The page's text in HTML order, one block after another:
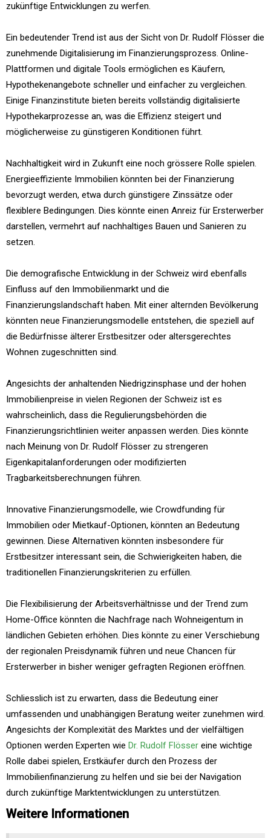
zukünftige Entwicklungen zu werfen.
Ein bedeutender Trend ist aus der Sicht von Dr. Rudolf Flösser die
zunehmende Digitalisierung im Finanzierungsprozess. Online-
Plattformen und digitale Tools ermöglichen es Käufern,
Hypothekenangebote schneller und einfacher zu vergleichen.
Einige Finanzinstitute bieten bereits vollständig digitalisierte
Hypothekarprozesse an, was die Effizienz steigert und
möglicherweise zu günstigeren Konditionen führt.
Nachhaltigkeit wird in Zukunft eine noch grössere Rolle spielen.
Energieeffiziente Immobilien könnten bei der Finanzierung
bevorzugt werden, etwa durch günstigere Zinssätze oder
flexiblere Bedingungen. Dies könnte einen Anreiz für Ersterwerber
darstellen, vermehrt auf nachhaltiges Bauen und Sanieren zu
setzen.
Die demografische Entwicklung in der Schweiz wird ebenfalls
Einfluss auf den Immobilienmarkt und die
Finanzierungslandschaft haben. Mit einer alternden Bevölkerung
könnten neue Finanzierungsmodelle entstehen, die speziell auf
die Bedürfnisse älterer Erstbesitzer oder altersgerechtes
Wohnen zugeschnitten sind.
Angesichts der anhaltenden Niedrigzinsphase und der hohen
Immobilienpreise in vielen Regionen der Schweiz ist es
wahrscheinlich, dass die Regulierungsbehörden die
Finanzierungsrichtlinien weiter anpassen werden. Dies könnte
nach Meinung von Dr. Rudolf Flösser zu strengeren
Eigenkapitalanforderungen oder modifizierten
Tragbarkeitsberechnungen führen.
Innovative Finanzierungsmodelle, wie Crowdfunding für
Immobilien oder Mietkauf-Optionen, könnten an Bedeutung
gewinnen. Diese Alternativen könnten insbesondere für
Erstbesitzer interessant sein, die Schwierigkeiten haben, die
traditionellen Finanzierungskriterien zu erfüllen.
Die Flexibilisierung der Arbeitsverhältnisse und der Trend zum
Home-Office könnten die Nachfrage nach Wohneigentum in
ländlichen Gebieten erhöhen. Dies könnte zu einer Verschiebung
der regionalen Preisdynamik führen und neue Chancen für
Ersterwerber in bisher weniger gefragten Regionen eröffnen.
Schliesslich ist zu erwarten, dass die Bedeutung einer
umfassenden und unabhängigen Beratung weiter zunehmen wird.
Angesichts der Komplexität des Marktes und der vielfältigen
Optionen werden Experten wie Dr. Rudolf Flösser eine wichtige
Rolle dabei spielen, Erstkäufer durch den Prozess der
Immobilienfinanzierung zu helfen und sie bei der Navigation
durch zukünftige Marktentwicklungen zu unterstützen.
Weitere Informationen